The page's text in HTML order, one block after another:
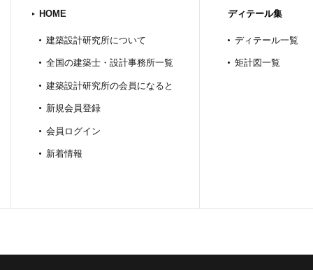
HOME
建築設計研究所について
全国の建築士・設計事務所一覧
建築設計研究所の会員になると
新規会員登録
会員ログイン
新着情報
ディテール集
ディテール一覧
矩計図一覧